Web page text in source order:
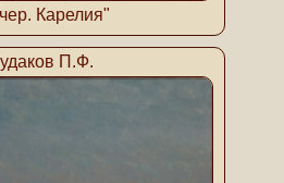
Карелия"
П.Ф.